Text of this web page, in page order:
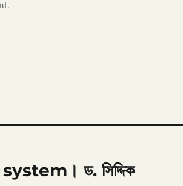
ড. সিদ্দিক